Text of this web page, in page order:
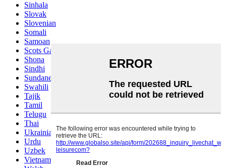
Sinhala
Slovak
Slovenian
Somali
Samoan
Scots Gaelic
Shona
Sindhi
Sundanese
Swahili
Tajik
Tamil
Telugu
Thai
Ukrainian
Urdu
Uzbek
Vietnamese